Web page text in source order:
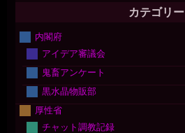
カテゴリー
内閣府
アイデア審議会
鬼畜アンケート
黒水晶物販部
厚性省
チャット調教記録